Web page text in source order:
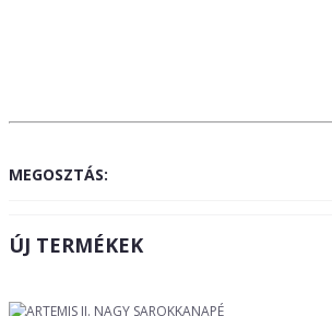
MEGOSZTÁS:
ÚJ TERMÉKEK